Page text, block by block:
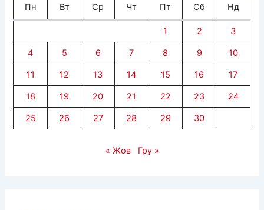
Пн Вт Ср Чт Пт Сб Нд
1 2 3
4 5 6 7 8 9 10
11 12 13 14 15 16 17
18 19 20 21 22 23 24
25 26 27 28 29 30
« Жов Гру »